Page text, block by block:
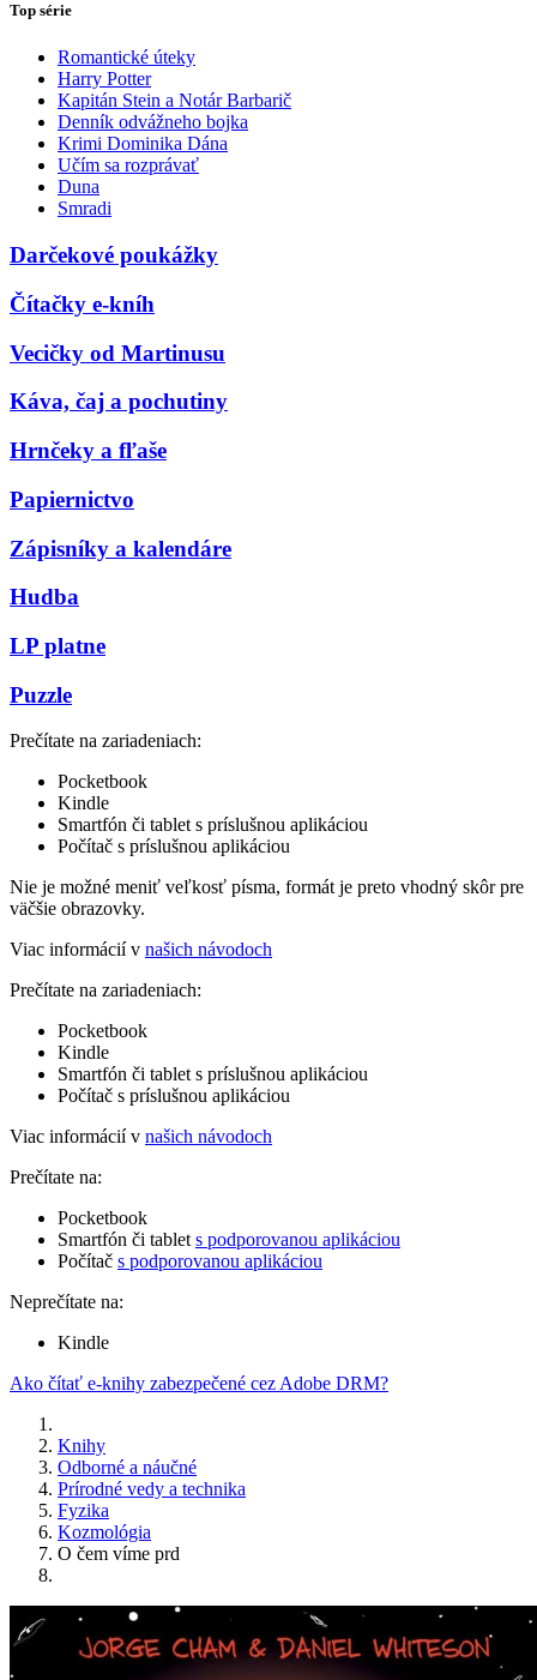
Top série
Romantické úteky
Harry Potter
Kapitán Stein a Notár Barbarič
Denník odvážneho bojka
Krimi Dominika Dána
Učím sa rozprávať
Duna
Smradi
Darčekové poukážky
Čítačky e-kníh
Vecičky od Martinusu
Káva, čaj a pochutiny
Hrnčeky a fľaše
Papiernictvo
Zápisníky a kalendáre
Hudba
LP platne
Puzzle
Prečítate na zariadeniach:
Pocketbook
Kindle
Smartfón či tablet s príslušnou aplikáciou
Počítač s príslušnou aplikáciou
Nie je možné meniť veľkosť písma, formát je preto vhodný skôr pre
väčšie obrazovky.
Viac informácií v našich návodoch
Prečítate na zariadeniach:
Pocketbook
Kindle
Smartfón či tablet s príslušnou aplikáciou
Počítač s príslušnou aplikáciou
Viac informácií v našich návodoch
Prečítate na:
Pocketbook
Smartfón či tablet s podporovanou aplikáciou
Počítač s podporovanou aplikáciou
Neprečítate na:
Kindle
Ako čítať e-knihy zabezpečené cez Adobe DRM?
Knihy
Odborné a náučné
Prírodné vedy a technika
Fyzika
Kozmológia
O čem víme prd